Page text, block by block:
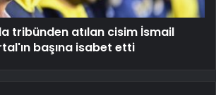
tribünden atılan cisim İsmail
başına isabet etti